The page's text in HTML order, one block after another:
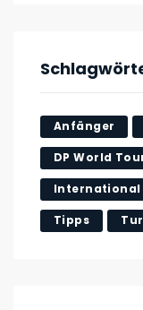
Anfänger
DP World
International
Tipps